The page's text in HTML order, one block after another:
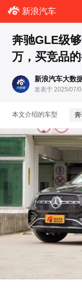
新浪汽车
奔驰GLE级
万，买竞品
新浪汽车大数
发表于 2025/07/
本文介绍的车型